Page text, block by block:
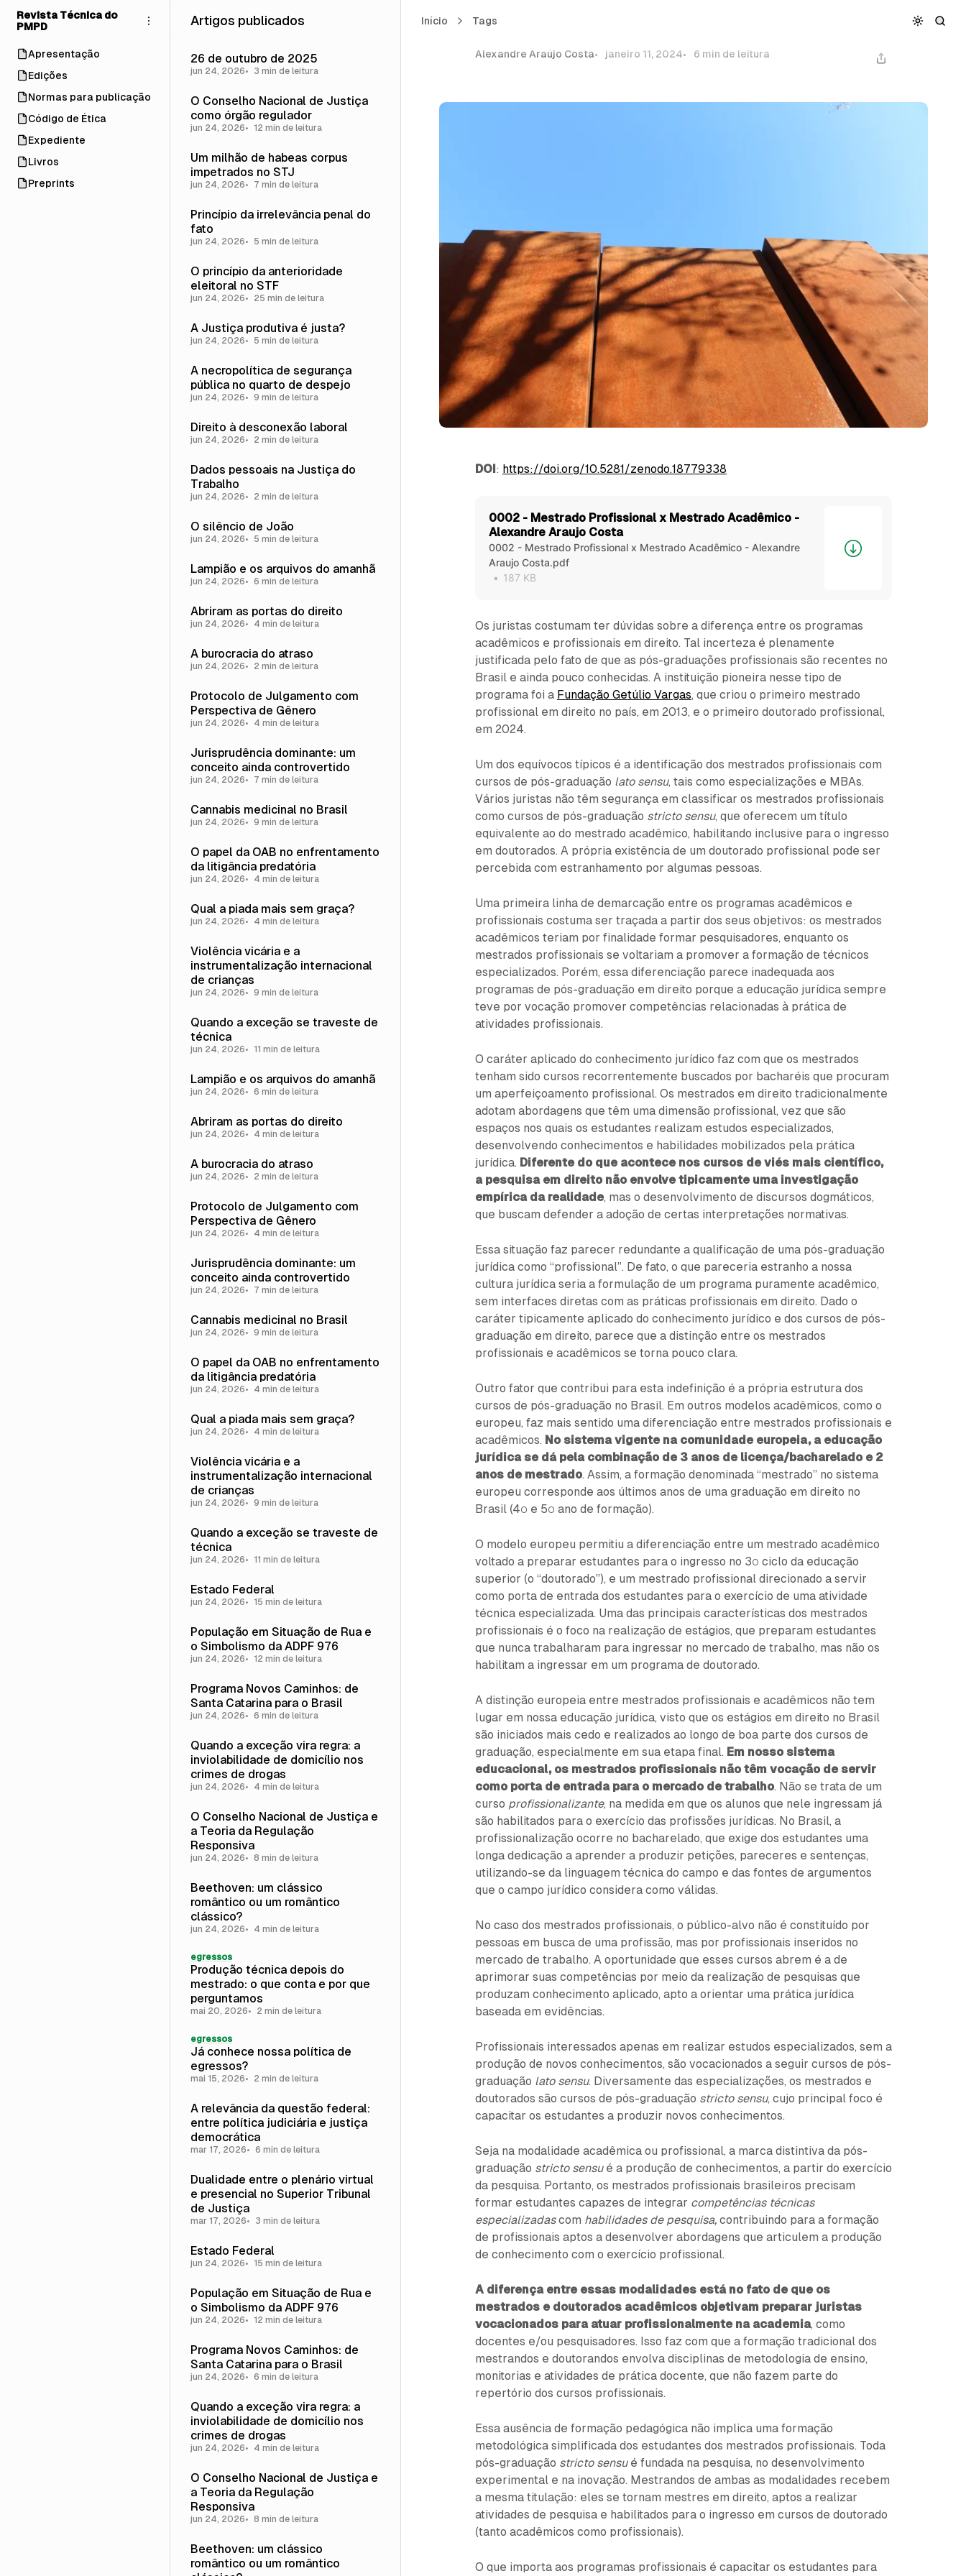
Pular
para
Pular
para
Pular
para
Revista Técnica do
PMPD
Apresentação
Edições
Normas para publicação
Código de Ética
Expediente
Livros
Preprints
Início Tags
Mestrado Profissional x Mestrado Acadêmico
Mestrado Profissional x Mestrado Acadêmico
Alexandre Araújo Costa janeiro 11, 2024 6 min de leitura
DOI: https://doi.org/10.5281/zenodo.18779338
0002 - Mestrado Profissional x Mestrado Acadêmico -
Alexandre Araujo Costa
0002 - Mestrado Profissional x Mestrado Acadêmico - Alexandre
Araujo Costa.pdf
187 KB
Os juristas costumam ter dúvidas sobre a diferença entre os programas
acadêmicos e profissionais em direito. Tal incerteza é plenamente
justificada pelo fato de que as pós-graduações profissionais são recentes no
Brasil e ainda pouco conhecidas. A instituição pioneira nesse tipo de
programa foi a Fundação Getúlio Vargas, que criou o primeiro mestrado
profissional em direito no país, em 2013, e o primeiro doutorado profissional,
em 2024.
Um dos equívocos típicos é a identificação dos mestrados profissionais com
cursos de pós-graduação lato sensu, tais como especializações e MBAs.
Vários juristas não têm segurança em classificar os mestrados profissionais
como cursos de pós-graduação stricto sensu, que oferecem um título
equivalente ao do mestrado acadêmico, habilitando inclusive para o ingresso
em doutorados. A própria existência de um doutorado profissional pode ser
percebida com estranhamento por algumas pessoas.
Uma primeira linha de demarcação entre os programas acadêmicos e
profissionais costuma ser traçada a partir dos seus objetivos: os mestrados
acadêmicos teriam por finalidade formar pesquisadores, enquanto os
mestrados profissionais se voltariam a promover a formação de técnicos
especializados. Porém, essa diferenciação parece inadequada aos
programas de pós-graduação em direito porque a educação jurídica sempre
teve por vocação promover competências relacionadas à prática de
atividades profissionais.
O caráter aplicado do conhecimento jurídico faz com que os mestrados
tenham sido cursos recorrentemente buscados por bacharéis que procuram
um aperfeiçoamento profissional. Os mestrados em direito tradicionalmente
adotam abordagens que têm uma dimensão profissional, vez que são
espaços nos quais os estudantes realizam estudos especializados,
desenvolvendo conhecimentos e habilidades mobilizados pela prática
jurídica. Diferente do que acontece nos cursos de viés mais científico,
a pesquisa em direito não envolve tipicamente uma investigação
empírica da realidade, mas o desenvolvimento de discursos dogmáticos,
que buscam defender a adoção de certas interpretações normativas.
Essa situação faz parecer redundante a qualificação de uma pós-graduação
jurídica como “profissional”. De fato, o que pareceria estranho a nossa
cultura jurídica seria a formulação de um programa puramente acadêmico,
sem interfaces diretas com as práticas profissionais em direito. Dado o
caráter tipicamente aplicado do conhecimento jurídico e dos cursos de pós-
graduação em direito, parece que a distinção entre os mestrados
profissionais e acadêmicos se torna pouco clara.
Outro fator que contribui para esta indefinição é a própria estrutura dos
cursos de pós-graduação no Brasil. Em outros modelos acadêmicos, como o
europeu, faz mais sentido uma diferenciação entre mestrados profissionais e
acadêmicos. No sistema vigente na comunidade europeia, a educação
jurídica se dá pela combinação de 3 anos de licença/bacharelado e 2
anos de mestrado. Assim, a formação denominada “mestrado” no sistema
europeu corresponde aos últimos anos de uma graduação em direito no
Brasil (4º e 5º ano de formação).
O modelo europeu permitiu a diferenciação entre um mestrado acadêmico
voltado a preparar estudantes para o ingresso no 3º ciclo da educação
superior (o “doutorado”), e um mestrado profissional direcionado a servir
como porta de entrada dos estudantes para o exercício de uma atividade
técnica especializada. Uma das principais características dos mestrados
profissionais é o foco na realização de estágios, que preparam estudantes
que nunca trabalharam para ingressar no mercado de trabalho, mas não os
habilitam a ingressar em um programa de doutorado.
A distinção europeia entre mestrados profissionais e acadêmicos não tem
lugar em nossa educação jurídica, visto que os estágios em direito no Brasil
são iniciados mais cedo e realizados ao longo de boa parte dos cursos de
graduação, especialmente em sua etapa final. Em nosso sistema
educacional, os mestrados profissionais não têm vocação de servir
como porta de entrada para o mercado de trabalho. Não se trata de um
curso profissionalizante, na medida em que os alunos que nele ingressam já
são habilitados para o exercício das profissões jurídicas. No Brasil, a
profissionalização ocorre no bacharelado, que exige dos estudantes uma
longa dedicação a aprender a produzir petições, pareceres e sentenças,
utilizando-se da linguagem técnica do campo e das fontes de argumentos
que o campo jurídico considera como válidas.
No caso dos mestrados profissionais, o público-alvo não é constituído por
pessoas em busca de uma profissão, mas por profissionais inseridos no
mercado de trabalho. A oportunidade que esses cursos abrem é a de
aprimorar suas competências por meio da realização de pesquisas que
produzam conhecimento aplicado, apto a orientar uma prática jurídica
baseada em evidências.
Profissionais interessados apenas em realizar estudos especializados, sem a
produção de novos conhecimentos, são vocacionados a seguir cursos de pós-
graduação lato sensu. Diversamente das especializações, os mestrados e
doutorados são cursos de pós-graduação stricto sensu, cujo principal foco é
capacitar os estudantes a produzir novos conhecimentos.
Seja na modalidade acadêmica ou profissional, a marca distintiva da pós-
graduação stricto sensué a produção de conhecimentos, a partir do exercício
da pesquisa. Portanto, os mestrados profissionais brasileiros precisam
formar estudantes capazes de integrar competências técnicas
especializadascom habilidades de pesquisa, contribuindo para a formação
de profissionais aptos a desenvolver abordagens que articulem a produção
de conhecimento com o exercício profissional.
A diferença entre essas modalidades está no fato de que os
mestrados e doutorados acadêmicos objetivam preparar juristas
vocacionados para atuar profissionalmente na academia, como
docentes e/ou pesquisadores. Isso faz com que a formação tradicional dos
mestrandos e doutorandos envolva disciplinas de metodologia de ensino,
monitorias e atividades de prática docente, que não fazem parte do
repertório dos cursos profissionais.
Essa ausência de formação pedagógica não implica uma formação
metodológica simplificada dos estudantes dos mestrados profissionais. Toda
pós-graduação stricto sensué fundada na pesquisa, no desenvolvimento
experimental e na inovação. Mestrandos de ambas as modalidades recebem
a mesma titulação: eles se tornam mestres em direito, aptos a realizar
atividades de pesquisa e habilitados para o ingresso em cursos de doutorado
(tanto acadêmicos como profissionais).
O que importa aos programas profissionais é capacitar os estudantes para
Artigos publicados
26 de outubro de 2025
jun 24, 2026 3 min de leitura
O Conselho Nacional de Justiça
como órgão regulador
jun 24, 2026 12 min de leitura
Um milhão de habeas corpus
impetrados no STJ
jun 24, 2026 7 min de leitura
Princípio da irrelevância penal do
fato
jun 24, 2026 5 min de leitura
O princípio da anterioridade
eleitoral no STF
jun 24, 2026 25 min de leitura
A Justiça produtiva é justa?
jun 24, 2026 5 min de leitura
A necropolítica de segurança
pública no quarto de despejo
jun 24, 2026 9 min de leitura
Direito à desconexão laboral
jun 24, 2026 2 min de leitura
Dados pessoais na Justiça do
Trabalho
jun 24, 2026 2 min de leitura
O silêncio de João
jun 24, 2026 5 min de leitura
Lampião e os arquivos do amanhã
jun 24, 2026 6 min de leitura
Abriram as portas do direito
jun 24, 2026 4 min de leitura
A burocracia do atraso
jun 24, 2026 2 min de leitura
Protocolo de Julgamento com
Perspectiva de Gênero
jun 24, 2026 4 min de leitura
Jurisprudência dominante: um
conceito ainda controvertido
jun 24, 2026 7 min de leitura
Cannabis medicinal no Brasil
jun 24, 2026 9 min de leitura
O papel da OAB no enfrentamento
da litigância predatória
jun 24, 2026 4 min de leitura
Qual a piada mais sem graça?
jun 24, 2026 4 min de leitura
Violência vicária e a
instrumentalização internacional
de crianças
jun 24, 2026 9 min de leitura
Quando a exceção se traveste de
técnica
jun 24, 2026 11 min de leitura
Lampião e os arquivos do amanhã
jun 24, 2026 6 min de leitura
Abriram as portas do direito
jun 24, 2026 4 min de leitura
A burocracia do atraso
jun 24, 2026 2 min de leitura
Protocolo de Julgamento com
Perspectiva de Gênero
jun 24, 2026 4 min de leitura
Jurisprudência dominante: um
conceito ainda controvertido
jun 24, 2026 7 min de leitura
Cannabis medicinal no Brasil
jun 24, 2026 9 min de leitura
O papel da OAB no enfrentamento
da litigância predatória
jun 24, 2026 4 min de leitura
Qual a piada mais sem graça?
jun 24, 2026 4 min de leitura
Violência vicária e a
instrumentalização internacional
de crianças
jun 24, 2026 9 min de leitura
Quando a exceção se traveste de
técnica
jun 24, 2026 11 min de leitura
Estado Federal
jun 24, 2026 15 min de leitura
População em Situação de Rua e
o Simbolismo da ADPF 976
jun 24, 2026 12 min de leitura
Programa Novos Caminhos: de
Santa Catarina para o Brasil
jun 24, 2026 6 min de leitura
Quando a exceção vira regra: a
inviolabilidade de domicílio nos
crimes de drogas
jun 24, 2026 4 min de leitura
O Conselho Nacional de Justiça e
a Teoria da Regulação
Responsiva
jun 24, 2026 8 min de leitura
Beethoven: um clássico
romântico ou um romântico
clássico?
jun 24, 2026 4 min de leitura
egressos
Produção técnica depois do
mestrado: o que conta e por que
perguntamos
mai 20, 2026 2 min de leitura
egressos
Já conhece nossa política de
egressos?
mai 15, 2026 2 min de leitura
A relevância da questão federal:
entre política judiciária e justiça
democrática
mar 17, 2026 6 min de leitura
Dualidade entre o plenário virtual
e presencial no Superior Tribunal
de Justiça
mar 17, 2026 3 min de leitura
Estado Federal
jun 24, 2026 15 min de leitura
População em Situação de Rua e
o Simbolismo da ADPF 976
jun 24, 2026 12 min de leitura
Programa Novos Caminhos: de
Santa Catarina para o Brasil
jun 24, 2026 6 min de leitura
Quando a exceção vira regra: a
inviolabilidade de domicílio nos
crimes de drogas
jun 24, 2026 4 min de leitura
O Conselho Nacional de Justiça e
a Teoria da Regulação
Responsiva
jun 24, 2026 8 min de leitura
Beethoven: um clássico
romântico ou um romântico